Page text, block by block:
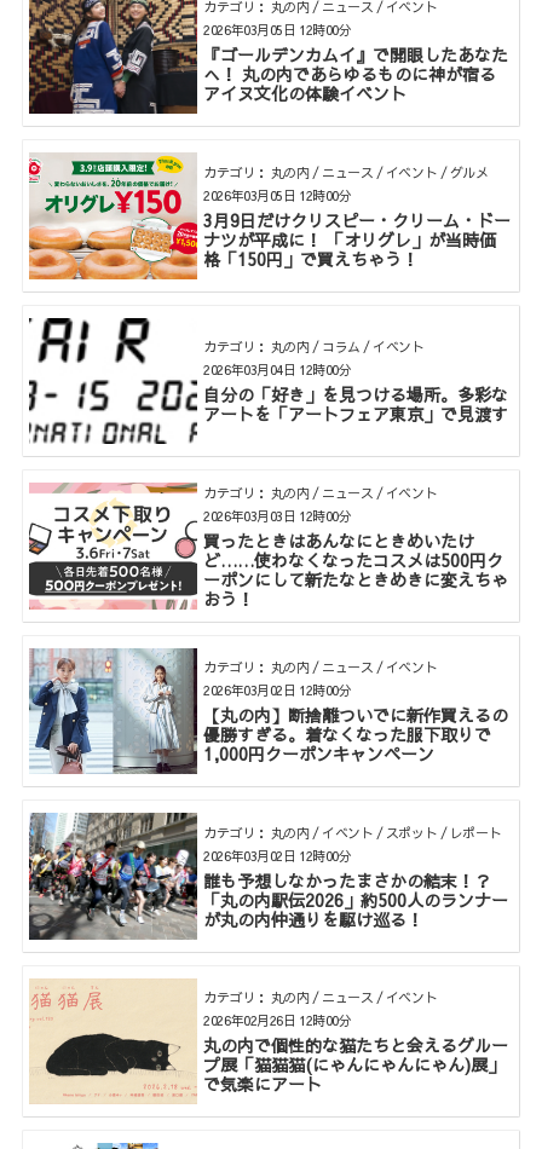
カテゴリ： 丸の内 / ニュース / イベント
『ゴールデンカムイ』で開眼したあなた
へ！ 丸の内であらゆるものに神が宿る
アイヌ文化の体験イベント
2026年03月05日 12時00分
カテゴリ： 丸の内 / ニュース / イベント / グルメ
3月9日だけクリスピー・クリーム・ドー
ナツが平成に！ 「オリグレ」が当時価
格「150円」で買えちゃう！
2026年03月05日 12時00分
カテゴリ： 丸の内 / コラム / イベント
自分の「好き」を見つける場所。多彩な
アートを「アートフェア東京」で見渡す
2026年03月04日 12時00分
カテゴリ： 丸の内 / ニュース / イベント
買ったときはあんなにときめいたけ
ど……使わなくなったコスメは500円ク
ーポンにして新たなときめきに変えちゃ
おう！
2026年03月03日 12時00分
カテゴリ： 丸の内 / ニュース / イベント
【丸の内】断捨離ついでに新作買えるの
優勝すぎる。着なくなった服下取りで
1,000円クーポンキャンペーン
2026年03月02日 12時00分
カテゴリ： 丸の内 / イベント / スポット / レポート
誰も予想しなかったまさかの結末！？
「丸の内駅伝2026」約500人のランナー
が丸の内仲通りを駆け巡る！
2026年03月02日 12時00分
カテゴリ： 丸の内 / ニュース / イベント
丸の内で個性的な猫たちと会えるグルー
プ展「猫猫猫(にゃんにゃんにゃん)展」
で気楽にアート
2026年02月26日 12時00分